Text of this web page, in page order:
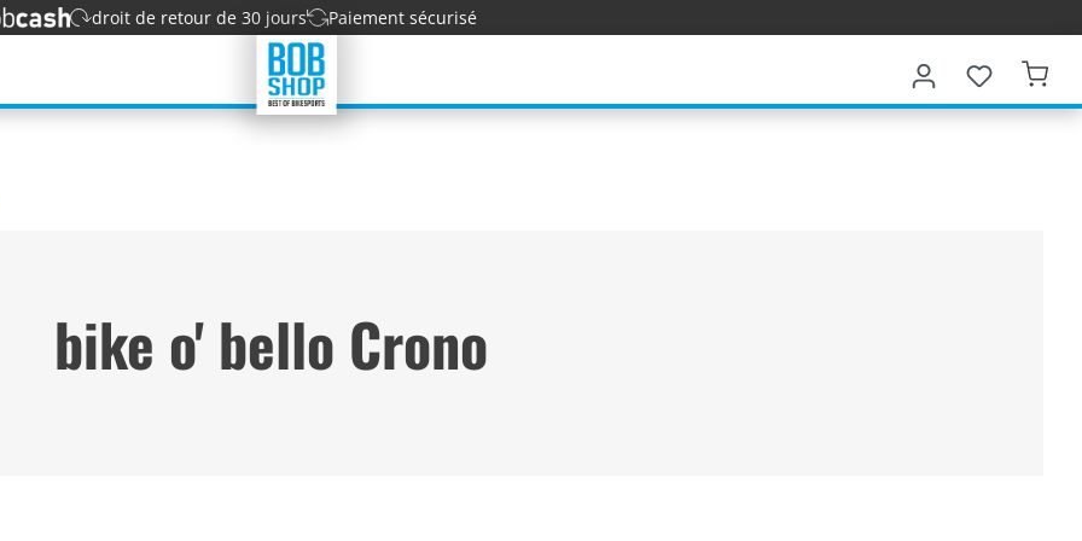
droit de retour de 30 jours Paiement sécurisé
bike o' bello Crono